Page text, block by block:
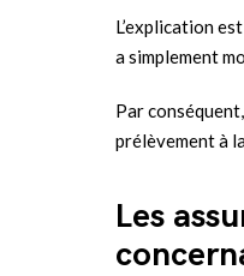
L’explication
a simplement
Par
prélèvement à
Les